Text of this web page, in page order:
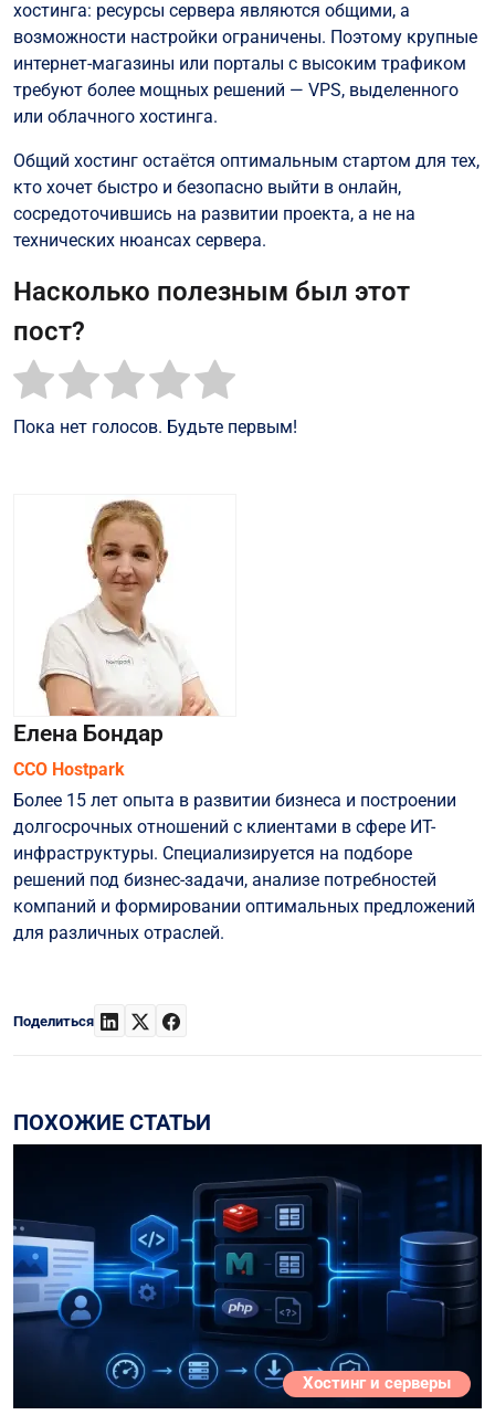
хостинга: ресурсы сервера являются общими, а
возможности настройки ограничены. Поэтому крупные
интернет-магазины или порталы с высоким трафиком
требуют более мощных решений — VPS, выделенного
или облачного хостинга.
Общий хостинг остаётся оптимальным стартом для тех,
кто хочет быстро и безопасно выйти в онлайн,
сосредоточившись на развитии проекта, а не на
технических нюансах сервера.
Насколько полезным был этот
пост?
Пока нет голосов. Будьте первым!
Елена Бондар
CCO Hostpark
Более 15 лет опыта в развитии бизнеса и построении
долгосрочных отношений с клиентами в сфере ИТ-
инфраструктуры. Специализируется на подборе
решений под бизнес-задачи, анализе потребностей
компаний и формировании оптимальных предложений
для различных отраслей.
Поделиться
ПОХОЖИЕ СТАТЬИ
Хостинг и серверы